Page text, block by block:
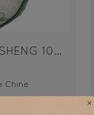
Chine
×